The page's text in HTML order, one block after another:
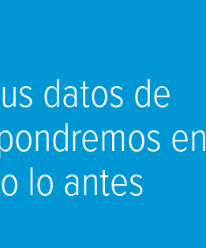
datos de
en
lo antes